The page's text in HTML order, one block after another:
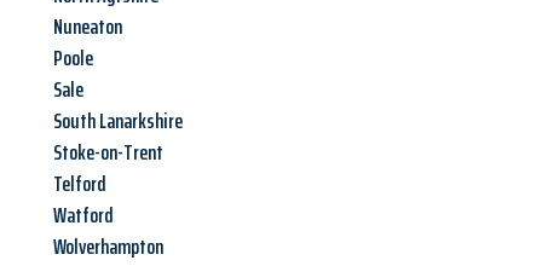
Nuneaton
Poole
Sale
South Lanarkshire
Stoke-on-Trent
Telford
Watford
Wolverhampton